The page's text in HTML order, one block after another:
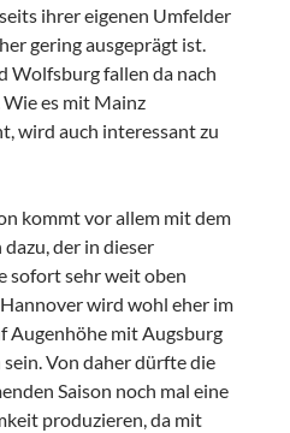
ihrer eigenen Umfelder
gering ausgeprägt ist.
Wolfsburg fallen da nach
es mit Mainz
wird auch interessant zu
kommt vor allem mit dem
der in dieser
sofort sehr weit oben
wird wohl eher im
Augenhöhe mit Augsburg
Von daher dürfte die
Saison noch mal eine
produzieren, da mit